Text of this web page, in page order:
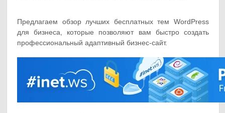
Предлагаем обзор лучших бесплатных тем WordPress
для бизнеса, которые позволяют вам быстро создать
профессиональный адаптивный бизнес-сайт.